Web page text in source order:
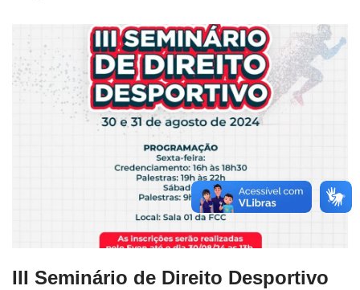
III Seminário de Direito Desportivo